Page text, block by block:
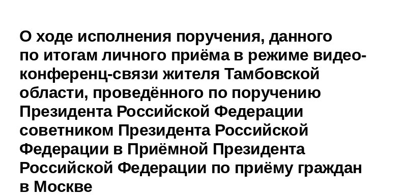
О ходе исполнения поручения, данного
по итогам личного приёма в режиме видео-
конференц-связи жителя Тамбовской
области, проведённого по поручению
Президента Российской Федерации
советником Президента Российской
Федерации в Приёмной Президента
Российской Федерации по приёму граждан
в Москве